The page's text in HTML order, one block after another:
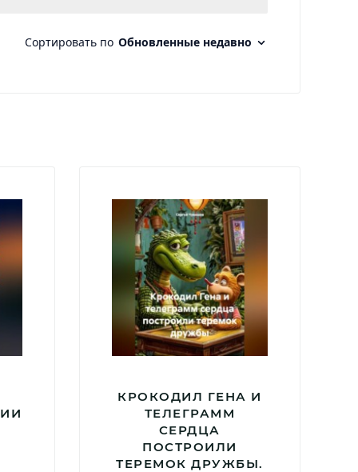
КРОКОДИЛ ГЕНА И
ТЕЛЕГРАММ
СЕРДЦА
ПОСТРОИЛИ
ТЕРЕМОК ДРУЖБЫ.